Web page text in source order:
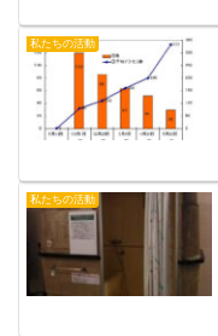
私たちの活動
私たちの活動